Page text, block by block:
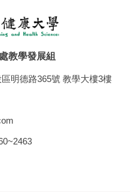
教學發展組
明德路365號 教學大樓3樓